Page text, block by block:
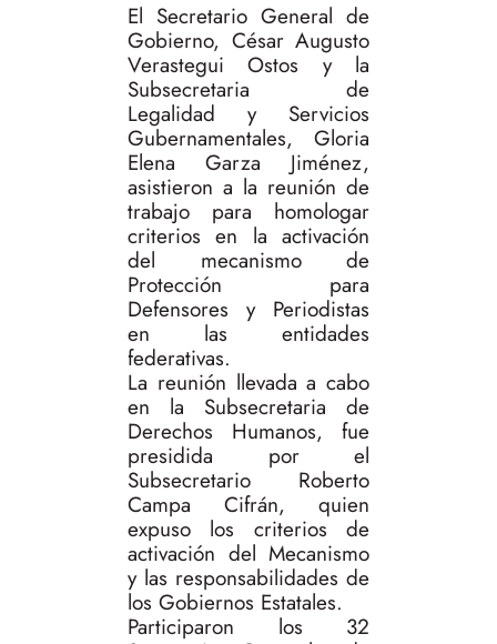
El Secretario General de
Gobierno, César Augusto
Verastegui Ostos y la
Subsecretaria de
Legalidad y Servicios
Gubernamentales, Gloria
Elena Garza Jiménez,
asistieron a la reunión de
trabajo para homologar
criterios en la activación
del mecanismo de
Protección para
Defensores y Periodistas
en las entidades
federativas.
La reunión llevada a cabo
en la Subsecretaria de
Derechos Humanos, fue
presidida por el
Subsecretario Roberto
Campa Cifrán, quien
expuso los criterios de
activación del Mecanismo
y las responsabilidades de
los Gobiernos Estatales.
Participaron los 32